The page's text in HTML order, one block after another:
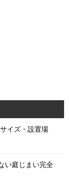
イズ・設置場
い庭じまい完全